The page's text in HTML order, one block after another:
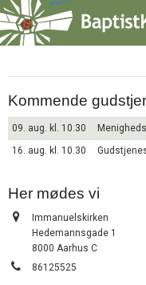
Spring
menu
over
gå
indhold Vend
tilbage
forsiden
2.0:
Nyheder
4.0:
Inspiration
5.0:
Værktøjskassen
7.0:
Aarhus
Kommende
09. aug. kl. 10.30
16. aug. kl. 10.30
Her mødes vi
Adresse:
Immanuelskirken
Hedemannsgade 1
8000 Aarhus C
Tlf.:
86125525